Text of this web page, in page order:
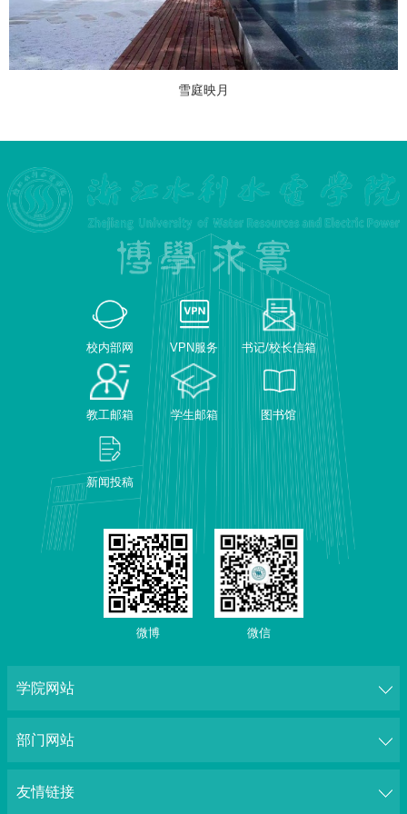
雪庭映月
校内部网 VPN服务 书记/校长信箱
教工邮箱 学生邮箱 图书馆
新闻投稿
微博 微信
学院网站
部门网站
友情链接